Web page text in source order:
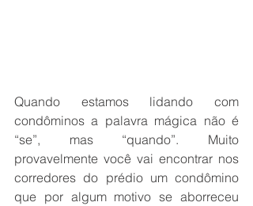
Quando estamos lidan­do com
condôminos a palavra mágica não é
“se”, mas “quando”. Muito
provavelmente você vai en­contrar nos
corredores do prédio um condômino
que por algum motivo se aborre­ceu